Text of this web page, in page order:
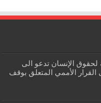
لحقوق الإنسان تدعو الى
القرار الأممي المتعلق بوقف